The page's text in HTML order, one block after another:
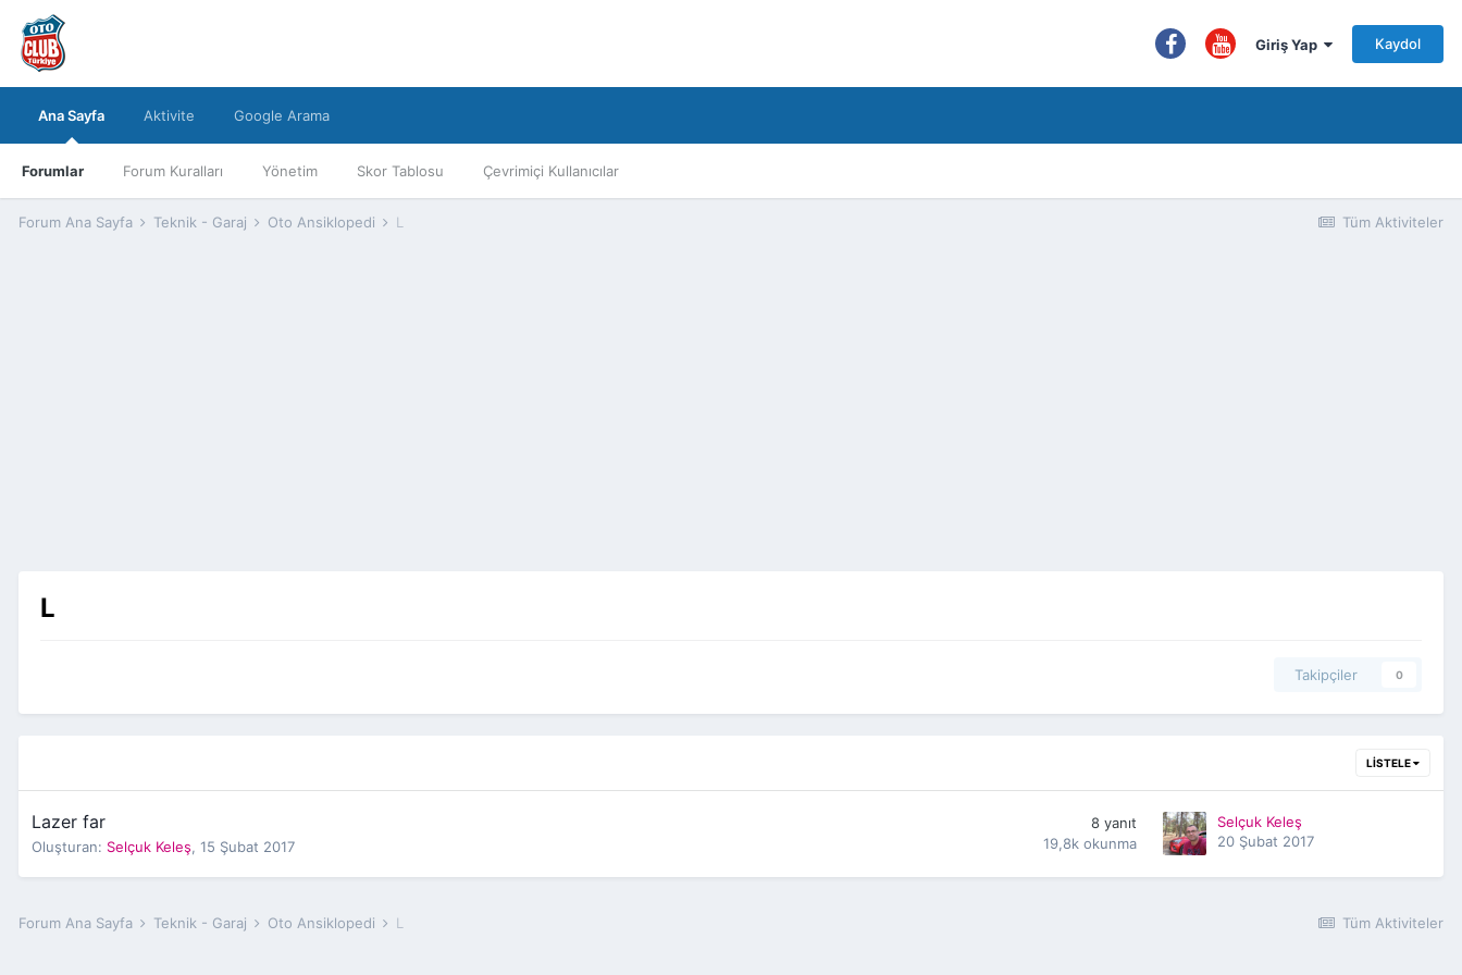
Giriş Yap Kaydol
Ana Sayfa
Forumlar Forum Kuralları Yönetim Skor Tablosu Çevrimiçi Kullanıcılar
Aktivite Google Arama
Tüm Aktiviteler
Forum Ana Sayfa Teknik - Garaj Oto Ansiklopedi L
L
Takipçiler 0
LISTELE
Lazer far
Oluşturan: Selçuk Keleş, 15 Şubat 2017
8 yanıt
19,8k okunma
Selçuk Keleş
20 Şubat 2017
Tüm Aktiviteler
Forum Ana Sayfa Teknik - Garaj Oto Ansiklopedi L